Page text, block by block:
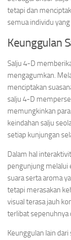
tetapi dan
semua individu
Keunggulan
Salju 4-D
mengagumkan.
menciptakan
salju 4-D
memungkinkan
keindahan salju
setiap kunjungan
Dalam hal
pengunjung melalui
suara serta aroma
tetapi merasakan
visual terasa jauh
terlibat sepenuhnya
Keunggulan lain